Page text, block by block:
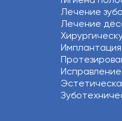
Лечение
Лечение
Имплантация